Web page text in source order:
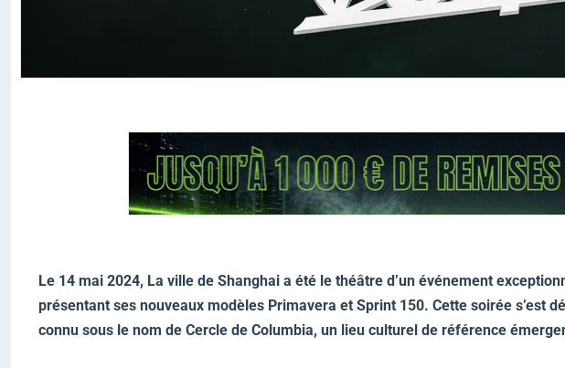
Le 14 mai 2024, La ville de Shanghai a été le théâtre d’un événement
présentant ses nouveaux modèles Primavera et Sprint 150. Cette soirée s’est
connu sous le nom de Cercle de Columbia, un lieu culturel de référence